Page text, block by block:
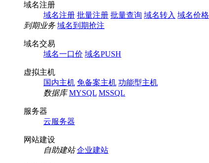
域名注册
域名注册 批量注册 批量查询 域名转入 域名价格
到期业务 域名到期抢注
域名交易
域名一口价 域名PUSH
虚拟主机
国内主机 免备案主机 功能型主机
数据库 MYSQL MSSQL
服务器
云服务器
网站建设
自助建站 企业建站